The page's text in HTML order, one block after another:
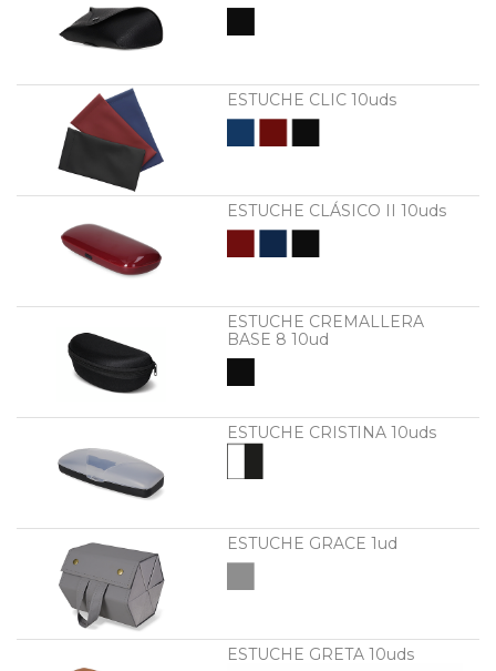
ESTUCHE CLIC 10uds
ESTUCHE CLÁSICO II 10uds
ESTUCHE CREMALLERA
BASE 8 10ud
ESTUCHE CRISTINA 10uds
ESTUCHE GRACE 1ud
ESTUCHE GRETA 10uds